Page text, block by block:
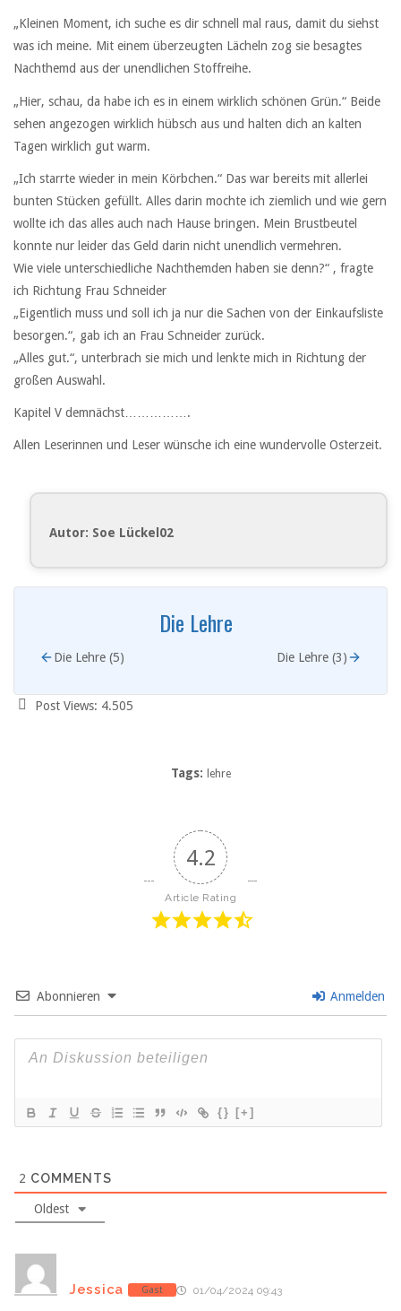
„Kleinen Moment, ich suche es dir schnell mal raus, damit du siehst
was ich meine. Mit einem überzeugten Lächeln zog sie besagtes
Nachthemd aus der unendlichen Stoffreihe.
„Hier, schau, da habe ich es in einem wirklich schönen Grün.“ Beide
sehen angezogen wirklich hübsch aus und halten dich an kalten
Tagen wirklich gut warm.
„Ich starrte wieder in mein Körbchen.“ Das war bereits mit allerlei
bunten Stücken gefüllt. Alles darin mochte ich ziemlich und wie gern
wollte ich das alles auch nach Hause bringen. Mein Brustbeutel
konnte nur leider das Geld darin nicht unendlich vermehren.
Wie viele unterschiedliche Nachthemden haben sie denn?“ , fragte
ich Richtung Frau Schneider
„Eigentlich muss und soll ich ja nur die Sachen von der Einkaufsliste
besorgen.“, gab ich an Frau Schneider zurück.
„Alles gut.“, unterbrach sie mich und lenkte mich in Richtung der
großen Auswahl.
Kapitel V demnächst…………….
Allen Leserinnen und Leser wünsche ich eine wundervolle Osterzeit.
Autor: Soe Lückel02
Die Lehre
Die Lehre (5) Die Lehre (3)
Post Views: 4.505
Tags: lehre
4.2
Article Rating
Abonnieren Anmelden
{} [+]
2 COMMENTS
Oldest
Jessica Gast 01/04/2024 09:43